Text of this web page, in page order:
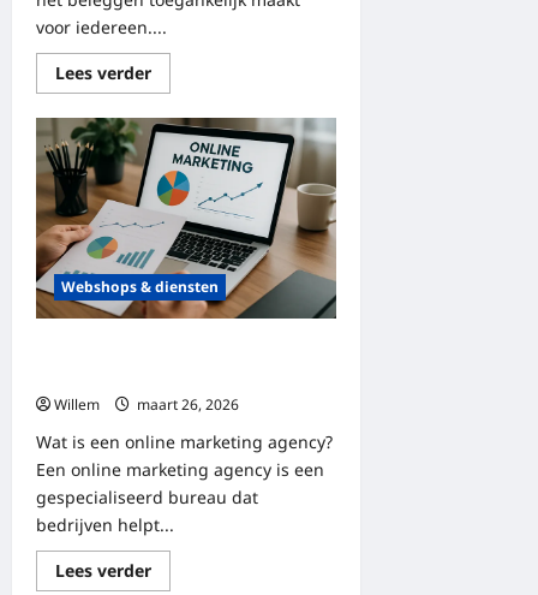
voor iedereen....
Lees verderLees
meer
Een
complete
review
van
de
handelsapp:
functies,
kosten
en
strategieën
Webshops & diensten
Willem
maart 26, 2026
Wat is een online marketing agency?
Een online marketing agency is een
gespecialiseerd bureau dat
bedrijven helpt...
Lees verderLees
meer